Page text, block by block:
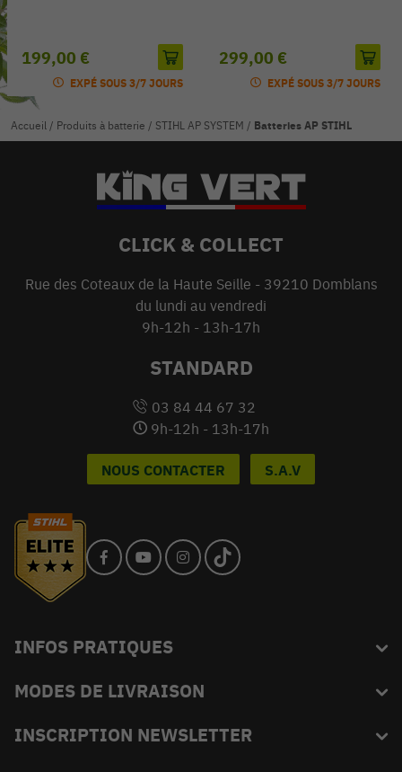
199,00 €
EXPÉ SOUS 3/7 JOURS
299,00 €
EXPÉ SOUS 3/7 JOURS
Accueil / Produits à batterie / STIHL AP SYSTEM / Batteries AP STIHL
CLICK & COLLECT
Rue des Coteaux de la Haute Seille - 39210 Domblans
du lundi au vendredi
9h-12h - 13h-17h
STANDARD
03 84 44 67 32
9h-12h - 13h-17h
NOUS CONTACTER S.A.V
INFOS PRATIQUES
Blog
L'équipe du King
MODES DE LIVRAISON
INSCRIPTION NEWSLETTER